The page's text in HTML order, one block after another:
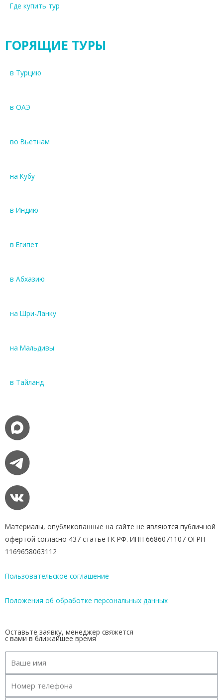
Где купить тур
ГОРЯЩИЕ ТУРЫ
в Турцию
в ОАЭ
во Вьетнам
на Кубу
в Индию
в Египет
в Абхазию
на Шри-Ланку
на Мальдивы
в Тайланд
Материалы, опубликованные на сайте не являются публичной
офертой согласно 437 статье ГК РФ. ИНН 6686071107 ОГРН
1169658063112
Пользовательское соглашение
Положения об обработке персональных данных
Оставьте заявку, менеджер свяжется
с вами в ближайшее время